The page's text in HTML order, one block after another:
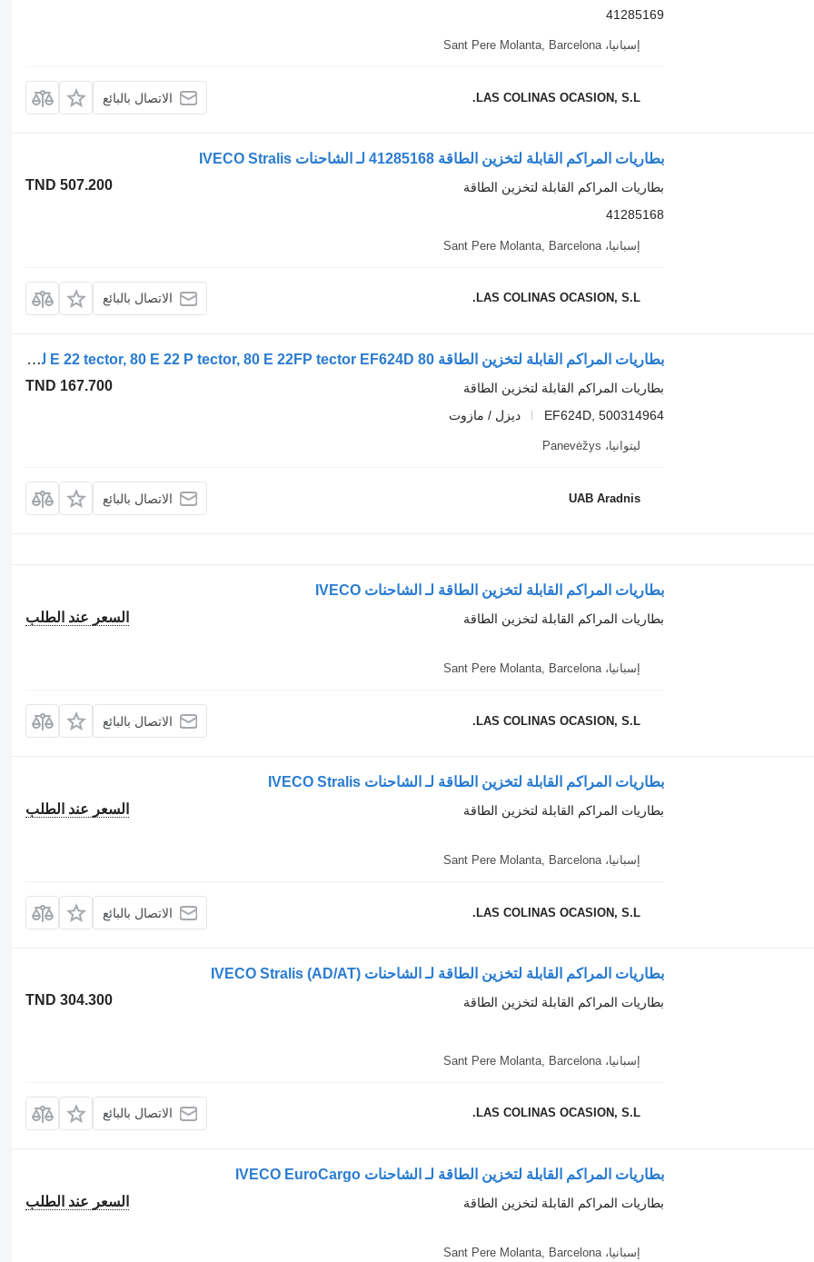
41285169
إسبانيا، Sant Pere Molanta, Barcelona
LAS COLINAS OCASION, S.L. الاتصال بالبائع
بطاريات المراكم القابلة لتخزين الطاقة 41285168 لـ الشاحنات IVECO Stralis
TND 507.200
بطاريات المراكم القابلة لتخزين الطاقة
41285168
إسبانيا، Sant Pere Molanta, Barcelona
LAS COLINAS OCASION, S.L. الاتصال بالبائع
بطاريات المراكم القابلة لتخزين الطاقة 80 E 22 tector, 80 E 22 P tector, 80 E 22FP tector EF624D لـ الشاحنات IVECO EuroCargo I-III
TND 167.700
بطاريات المراكم القابلة لتخزين الطاقة
EF624D, 500314964
ديزل / مازوت
ليتوانيا، Panevėžys
UAB Aradnis الاتصال بالبائع
بطاريات المراكم القابلة لتخزين الطاقة لـ الشاحنات IVECO
السعر عند الطلب
بطاريات المراكم القابلة لتخزين الطاقة
إسبانيا، Sant Pere Molanta, Barcelona
LAS COLINAS OCASION, S.L. الاتصال بالبائع
بطاريات المراكم القابلة لتخزين الطاقة لـ الشاحنات IVECO Stralis
السعر عند الطلب
بطاريات المراكم القابلة لتخزين الطاقة
إسبانيا، Sant Pere Molanta, Barcelona
LAS COLINAS OCASION, S.L. الاتصال بالبائع
بطاريات المراكم القابلة لتخزين الطاقة لـ الشاحنات IVECO Stralis (AD/AT)
TND 304.300
بطاريات المراكم القابلة لتخزين الطاقة
إسبانيا، Sant Pere Molanta, Barcelona
LAS COLINAS OCASION, S.L. الاتصال بالبائع
بطاريات المراكم القابلة لتخزين الطاقة لـ الشاحنات IVECO EuroCargo
السعر عند الطلب
بطاريات المراكم القابلة لتخزين الطاقة
إسبانيا، Sant Pere Molanta, Barcelona